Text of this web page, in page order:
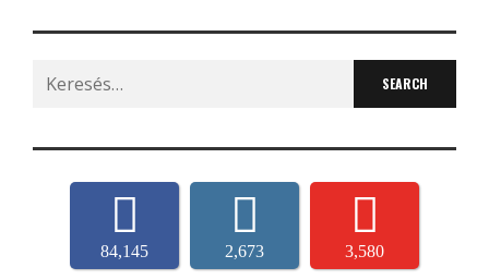
Search
for:
84,145 2,673 3,580